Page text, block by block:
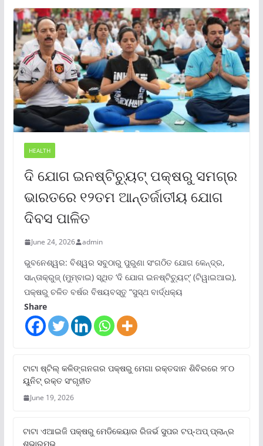
HEALTH
ଦି ଯୋଗ ଇନଷ୍ଟିଚ୍ୟୁଟ୍ ପକ୍ଷରୁ ସମଗ୍ର
ଭାରତରେ ୧୨ତମ ଆନ୍ତର୍ଜାତୀୟ ଯୋଗ
ଦିବସ ପାଳିତ
June 24, 2026 admin
ଭୁବନେଶ୍ୱର: ବିଶ୍ୱର ସବୁଠାରୁ ପୁରୁଣା ସଂଗଠିତ ଯୋଗ କେନ୍ଦ୍ର,
ସାନ୍ତାକ୍ରୁଜ୍ (ମୁମ୍ବାଇ) ସ୍ଥିତ ‘ଦି ଯୋଗ ଇନଷ୍ଟିଚ୍ୟୁଟ୍‌’ (ଟିୱାଇଆଇ),
ପକ୍ଷରୁ ଚଳିତ ବର୍ଷର ବିଷୟବସ୍ତୁ “ସୁସ୍ଥ ବାର୍ଦ୍ଧକ୍ୟ
Share
ଟାଟା ଷ୍ଟିଲ୍‌ କଳିଙ୍ଗନଗର ପକ୍ଷରୁ ମେଗା ରକ୍ତଦାନ ଶିବିରରେ ୨୮୦
ୟୁନିଟ୍‌ ରକ୍ତ ସଂଗୃହୀତ
June 19, 2026
ଟାଟା ଏଆଇଜି ପକ୍ଷରୁ ମେଡିକେୟାର ରିଜର୍ଭ ସୁପର ଟପ୍‌-ଅପ୍ ପ୍ଲାନ୍‌ର
ଶୁଭାରମ୍ଭ